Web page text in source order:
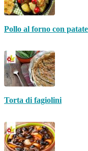
Pollo al forno con patate
Torta di fagiolini